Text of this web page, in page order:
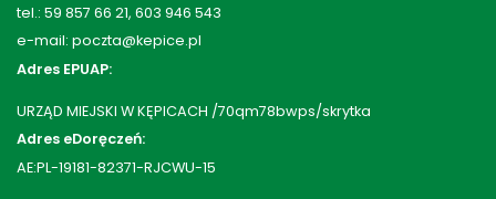
tel.: 59 857 66 21, 603 946 543
e-mail: poczta@kepice.pl
Adres EPUAP:
URZĄD MIEJSKI W KĘPICACH /70qm78bwps/skrytka
Adres eDoręczeń:
AE:PL-19181-82371-RJCWU-15